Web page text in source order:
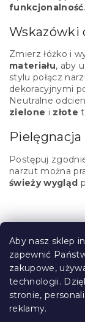
Aby nasz sklep
zapewnić
zakupowe,
technologii.
stronie,
reklamy.
funkcjonalność.
Wskazówki
Zmierz łóżko i
materiału, aby
stylu połącz
dekoracyjnymi
Neutralne
zielone i złote
Postępuj
narzut można
świeży wygląd
S
Śledzenie
Opcje
Metody